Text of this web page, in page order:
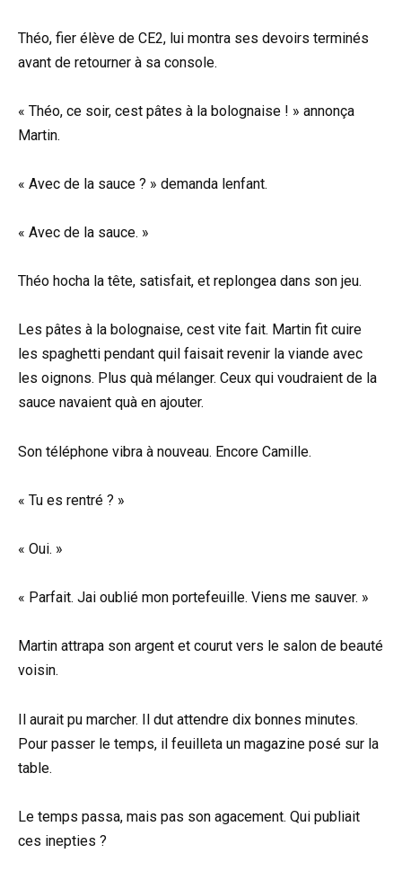
Théo, fier élève de CE2, lui montra ses devoirs terminés
avant de retourner à sa console.
« Théo, ce soir, cest pâtes à la bolognaise ! » annonça
Martin.
« Avec de la sauce ? » demanda lenfant.
« Avec de la sauce. »
Théo hocha la tête, satisfait, et replongea dans son jeu.
Les pâtes à la bolognaise, cest vite fait. Martin fit cuire
les spaghetti pendant quil faisait revenir la viande avec
les oignons. Plus quà mélanger. Ceux qui voudraient de la
sauce navaient quà en ajouter.
Son téléphone vibra à nouveau. Encore Camille.
« Tu es rentré ? »
« Oui. »
« Parfait. Jai oublié mon portefeuille. Viens me sauver. »
Martin attrapa son argent et courut vers le salon de beauté
voisin.
Il aurait pu marcher. Il dut attendre dix bonnes minutes.
Pour passer le temps, il feuilleta un magazine posé sur la
table.
Le temps passa, mais pas son agacement. Qui publiait
ces inepties ?